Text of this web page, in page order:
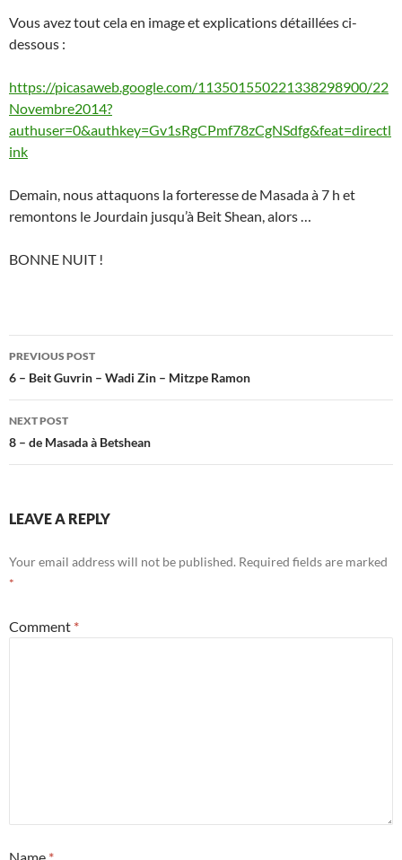
Vous avez tout cela en image et explications détaillées ci-
dessous :
https://picasaweb.google.com/113501550221338298900/22
Novembre2014?
authuser=0&authkey=Gv1sRgCPmf78zCgNSdfg&feat=directl
ink
Demain, nous attaquons la forteresse de Masada à 7 h et
remontons le Jourdain jusqu’à Beit Shean, alors …
BONNE NUIT !
Post
navigation
PREVIOUS POST
6 – Beit Guvrin – Wadi Zin – Mitzpe Ramon
NEXT POST
8 – de Masada à Betshean
LEAVE A REPLY
Your email address will not be published. Required fields are marked
*
Comment *